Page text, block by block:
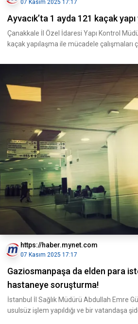
07 Kasım 2025 17:17
Ayvacık’ta 1 ayda 121 kaçak yapı
Çanakkale İl Özel İdaresi Yapı Kontrol
kaçak yapılaşma ile mücadele çalışmaları
https://haber.mynet.com
07 Kasım 2025 17:17
Gaziosmanpaşa da elden para
hastaneye soruşturma!
İstanbul İl Sağlık Müdürü Abdullah Emre
usulsüz işlem yapıldığı ve bir vatandaşa